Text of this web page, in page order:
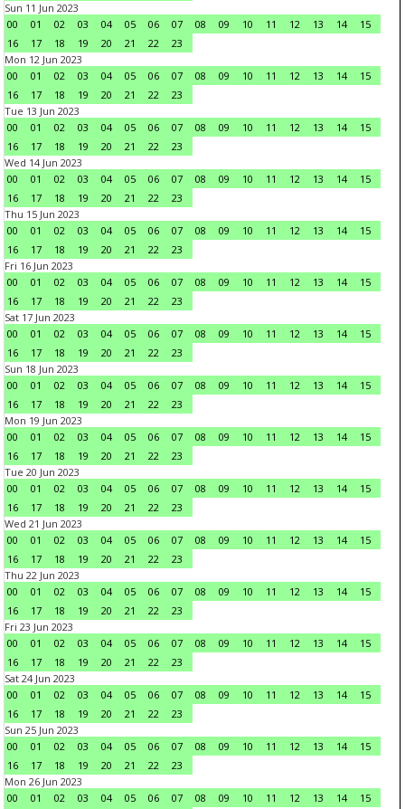
Sun 11 Jun 2023
00
01 02 03 04 05 06 07 08 09 10 11 12 13 14
15
16
17 18 19 20 21 22
23
Mon 12 Jun 2023
00
01 02 03 04 05 06 07 08 09 10 11 12 13 14
15
16
17 18 19 20 21 22
23
Tue 13 Jun 2023
00
01 02 03 04 05 06 07 08 09 10 11 12 13 14
15
16
17 18 19 20 21 22
23
Wed 14 Jun 2023
00
01 02 03 04 05 06 07 08 09 10 11 12 13 14
15
16
17 18 19 20 21 22
23
Thu 15 Jun 2023
00
01 02 03 04 05 06 07 08 09 10 11 12 13 14
15
16
17 18 19 20 21 22
23
Fri 16 Jun 2023
00
01 02 03 04 05 06 07 08 09 10 11 12 13 14
15
16
17 18 19 20 21 22
23
Sat 17 Jun 2023
00
01 02 03 04 05 06 07 08 09 10 11 12 13 14
15
16
17 18 19 20 21 22
23
Sun 18 Jun 2023
00
01 02 03 04 05 06 07 08 09 10 11 12 13 14
15
16
17 18 19 20 21 22
23
Mon 19 Jun 2023
00
01 02 03 04 05 06 07 08 09 10 11 12 13 14
15
16
17 18 19 20 21 22
23
Tue 20 Jun 2023
00
01 02 03 04 05 06 07 08 09 10 11 12 13 14
15
16
17 18 19 20 21 22
23
Wed 21 Jun 2023
00
01 02 03 04 05 06 07 08 09 10 11 12 13 14
15
16
17 18 19 20 21 22
23
Thu 22 Jun 2023
00
01 02 03 04 05 06 07 08 09 10 11 12 13 14
15
16
17 18 19 20 21 22
23
Fri 23 Jun 2023
00
01 02 03 04 05 06 07 08 09 10 11 12 13 14
15
16
17 18 19 20 21 22
23
Sat 24 Jun 2023
00
01 02 03 04 05 06 07 08 09 10 11 12 13 14
15
16
17 18 19 20 21 22
23
Sun 25 Jun 2023
00
01 02 03 04 05 06 07 08 09 10 11 12 13 14
15
16
17 18 19 20 21 22
23
Mon 26 Jun 2023
00
01 02 03 04 05 06 07 08 09 10 11 12 13 14
15